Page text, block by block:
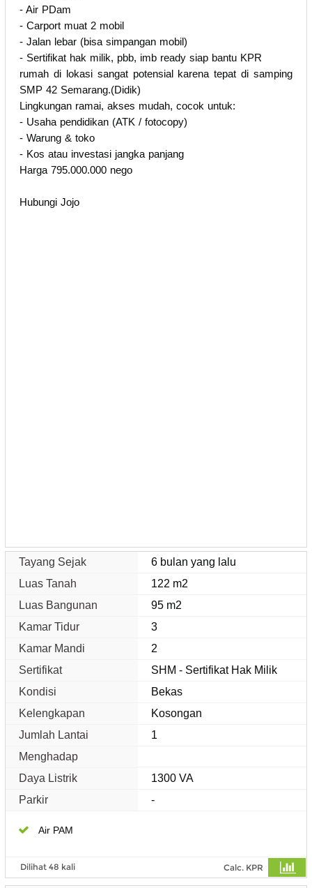
- Air PDam
- Carport muat 2 mobil
- Jalan lebar (bisa simpangan mobil)
- Sertifikat hak milik, pbb, imb ready siap bantu KPR
rumah di lokasi sangat potensial karena tepat di samping
SMP 42 Semarang.(Didik)
Lingkungan ramai, akses mudah, cocok untuk:
- Usaha pendidikan (ATK / fotocopy)
- Warung & toko
- Kos atau investasi jangka panjang
Harga 795.000.000 nego
Hubungi Jojo
Tayang Sejak
6 bulan yang lalu
Luas Tanah
122 m2
Luas Bangunan
95 m2
Kamar Tidur
3
Kamar Mandi
2
Sertifikat
SHM - Sertifikat Hak Milik
Kondisi
Bekas
Kelengkapan
Kosongan
Jumlah Lantai
1
Menghadap
Daya Listrik
1300 VA
Parkir
-
Air PAM
Dilihat 48 kali Calc. KPR